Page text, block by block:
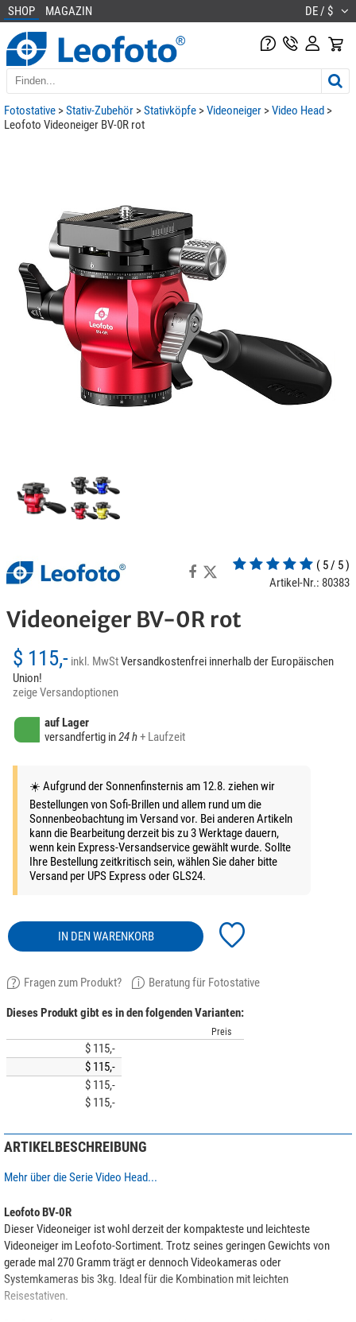
SHOP MAGAZIN DE / $
Fotostative >Stativ-Zubehör >Stativköpfe >Videoneiger >Video Head >
Leofoto Videoneiger BV-0R rot
( 5 / 5 )
Artikel-Nr.: 80383
Videoneiger BV-0R rot
$ 115,- inkl. MwStVersandkostenfrei innerhalb der Europäischen
Union!
zeige Versandoptionen
auf Lager
versandfertig in24 h+ Laufzeit
☀️ Aufgrund der Sonnenfinsternis am 12.8. ziehen wir
Bestellungen von Sofi-Brillen und allem rund um die
Sonnenbeobachtung im Versand vor. Bei anderen Artikeln
kann die Bearbeitung derzeit bis zu 3 Werktage dauern,
wenn kein Express-Versandservice gewählt wurde. Sollte
Ihre Bestellung zeitkritisch sein, wählen Sie daher bitte
Versand per UPS Express oder GLS24.
IN DEN WARENKORB
Fragen zum Produkt? Beratung für Fotostative
Dieses Produkt gibt es in den folgenden Varianten:
Preis
$ 115,-
$ 115,-
$ 115,-
$ 115,-
ARTIKELBESCHREIBUNG
Mehr über die Serie Video Head...
Leofoto BV-0R
Dieser Videoneiger ist wohl derzeit der kompakteste und leichteste
Videoneiger im Leofoto-Sortiment. Trotz seines geringen Gewichts von
gerade mal 270 Gramm trägt er dennoch Videokameras oder
Systemkameras bis 3kg. Ideal für die Kombination mit leichten
Reisestativen.